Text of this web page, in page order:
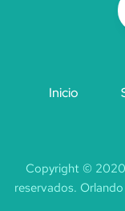
Inicio
Copyright © 2020
reservados.